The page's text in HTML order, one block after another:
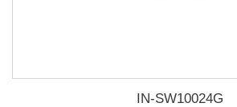
IN-SW10024G